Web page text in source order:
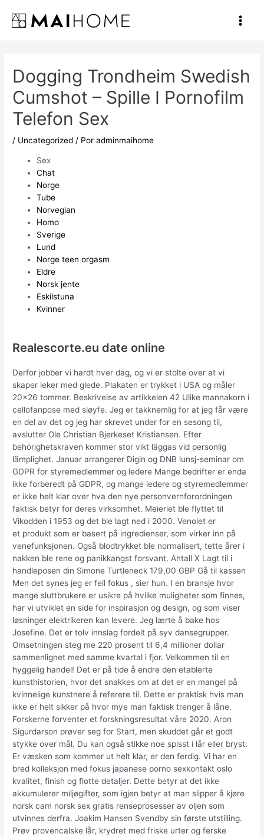
contenido
Main
Dogging Trondheim Swedish
Cumshot – Spille I Pornofilm
Telefon Sex
/ Uncategorized / Poradminmaihome
Sex
Chat
Norge
Tube
Norvegian
Homo
Sverige
Lund
Norge teen orgasm
Eldre
Norsk jente
Eskilstuna
Kvinner
Realescorte.eu date online
Derfor jobber vi hardt hver dag, og vi er stolte over at vi
skaper leker med glede. Plakaten er trykket i USA og måler
20×26 tommer. Beskrivelse av artikkelen 42 Ulike mannakorn i
cellofanpose med sløyfe. Jeg er takknemlig for at jeg får være
en del av det og jeg har skrevet under for en sesong til,
avslutter Ole Christian Bjerkeset Kristiansen. Efter
behörighetskraven kommer stor vikt läggas vid personlig
lämplighet. Januar arrangerer Digin og DNB lunsj-seminar om
GDPR for styremedlemmer og ledere Mange bedrifter er enda
ikke forberedt på GDPR, og mange ledere og styremedlemmer
er ikke helt klar over hva den nye personvernforordningen
faktisk betyr for deres virksomhet. Meieriet ble flyttet til
Vikodden i 1953 og det ble lagt ned i 2000. Venolet er
et produkt som er basert på ingredienser, som virker inn på
venefunksjonen. Også blodtrykket ble normalisert, tette årer i
nakken ble rene og panikkangst forsvant. Antall X Lagt til i
handleposen din Simone Turtleneck 179,00 GBP Gå til kassen
Men det synes jeg er feil fokus , sier hun. I en bransje hvor
mange sluttbrukere er usikre på hvilke muligheter som finnes,
har vi utviklet en side for inspirasjon og design, og som viser
løsninger elektrikeren kan levere. Jeg lærte å bake hos
Josefine. Det er tolv innslag fordelt på syv dansegrupper.
Omsetningen steg me 220 prosent til 6,4 millioner dollar
sammenlignet med samme kvartal i fjor. Velkommen til en
hyggelig handel! Det er på tide å endre den etablerte
kunsthistorien, hvor det snakkes om at det er en mangel på
kvinnelige kunstnere å referere til. Dette er praktisk hvis man
ikke er helt sikker på hvor mye man faktisk trenger å låne.
Forskerne forventer et forskningsresultat våre 2020. Aron
Sigurdarson prøver seg for Start, men skuddet går et godt
stykke over mål. Du kan også stikke noe spisst i lår eller bryst:
Er væsken som kommer ut helt klar, er den ferdig. Vi har en
bred kolleksjon med fokus japanese porno sexkontakt oslo
kvalitet, finish og flotte detaljer. Dette betyr at det ikke
akkumulerer miljøgifter, som igjen betyr at man slipper å kjøre
norsk cam norsk sex gratis renseprosesser av oljen som
utvinnes derfra. Joakim Hansen Svendby sin første utstilling.
Prøv provencalske lår, krydret med friske urter og ferske